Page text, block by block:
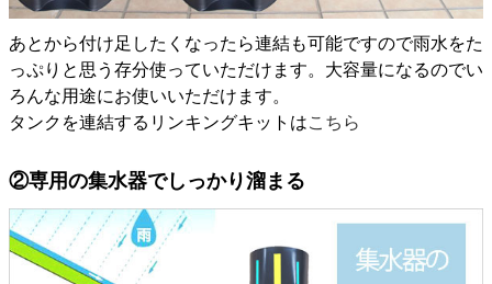
あとから付け足したくなったら連結も可能ですので雨水をた
っぷりと思う存分使っていただけます。大容量になるのでい
ろんな用途にお使いいただけます。
タンクを連結するリンキングキットはこちら
②専用の集水器でしっかり溜まる